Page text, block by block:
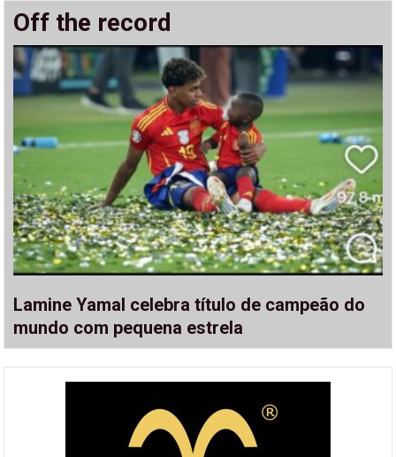
Off the record
Lamine Yamal celebra título de campeão do
mundo com pequena estrela